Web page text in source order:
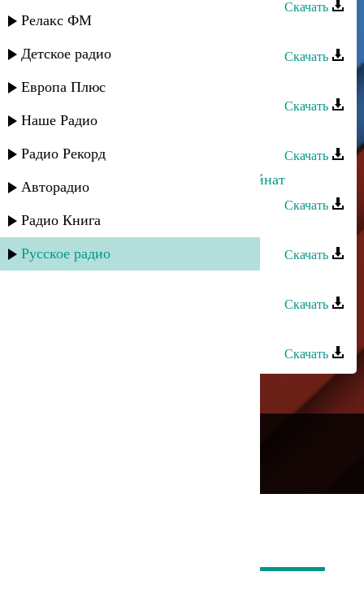
Релакс ФМ
Детское радио
Европа Плюс
Наше Радио
Радио Рекорд
Авторадио
Радио Книга
Русское радио
Скачать
Скачать
Нуцалхан Саидов - Имам Шамиль
Скачать
Шамиль Ханакаев - Пандур
Скачать
Далгат Кантулов - Шамиль и Шуайнат
Скачать
Омар Алиханов - Шамиль
Скачать
Скачать
Скачать